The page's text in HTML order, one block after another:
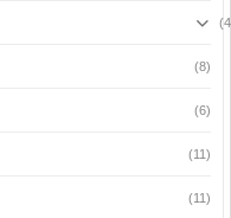
(8)
(6)
(11)
(11)